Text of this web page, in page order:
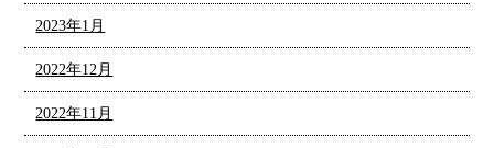
2023年1月
2022年12月
2022年11月